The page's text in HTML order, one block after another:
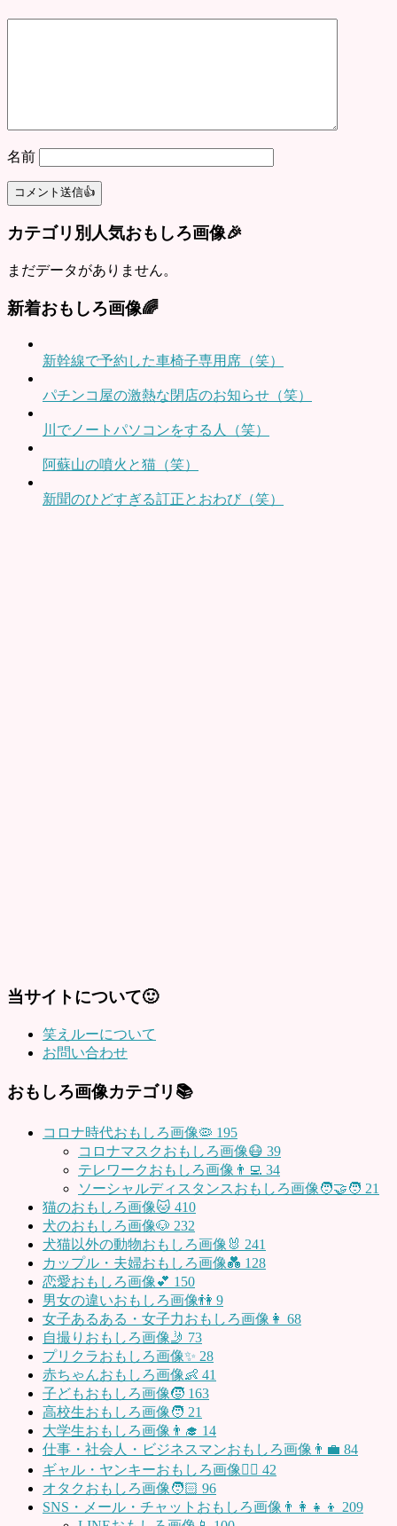
名前
カテゴリ別人気おもしろ画像🎉
まだデータがありません。
新着おもしろ画像🌈
新幹線で予約した車椅子専用席（笑）
パチンコ屋の激熱な閉店のお知らせ（笑）
川でノートパソコンをする人（笑）
阿蘇山の噴火と猫（笑）
新聞のひどすぎる訂正とおわび（笑）
当サイトについて🙂
笑えルーについて
お問い合わせ
おもしろ画像カテゴリ📚
コロナ時代おもしろ画像🦠 195
コロナマスクおもしろ画像😷 39
テレワークおもしろ画像👨‍💻 34
ソーシャルディスタンスおもしろ画像🧑‍🤝‍🧑 21
猫のおもしろ画像🐱 410
犬のおもしろ画像🐶 232
犬猫以外の動物おもしろ画像🐰 241
カップル・夫婦おもしろ画像💑 128
恋愛おもしろ画像💕 150
男女の違いおもしろ画像👫 9
女子あるある・女子力おもしろ画像👩 68
自撮りおもしろ画像🤳 73
プリクラおもしろ画像✨ 28
赤ちゃんおもしろ画像👶 41
子どもおもしろ画像🧒 163
高校生おもしろ画像🧑 21
大学生おもしろ画像👨‍🎓 14
仕事・社会人・ビジネスマンおもしろ画像👨‍💼 84
ギャル・ヤンキーおもしろ画像👱‍♀️ 42
オタクおもしろ画像🧑🏻 96
SNS・メール・チャットおもしろ画像👨‍👩‍👧‍👦 209